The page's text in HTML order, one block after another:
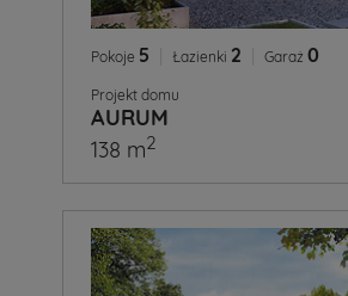
Pokoje 5 Łazienki 2 Garaż 0
Projekt domu
AURUM
138 m2